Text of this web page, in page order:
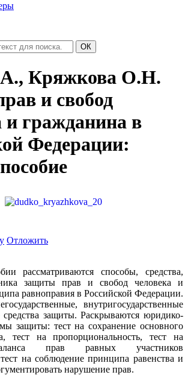
ОК
Кряжкова О.Н.
и свобод
и гражданина в
Федерации:
Отложить
рассматриваются способы, средства,
защиты прав и свобод человека и
равноправия в Российской Федерации.
внутригосударственные
защиты. Раскрываются юридико-
защиты: тест на сохранение основного
тест на пропорциональность, тест на
прав равных участников
на соблюдение принципа равенства и
нарушение прав.